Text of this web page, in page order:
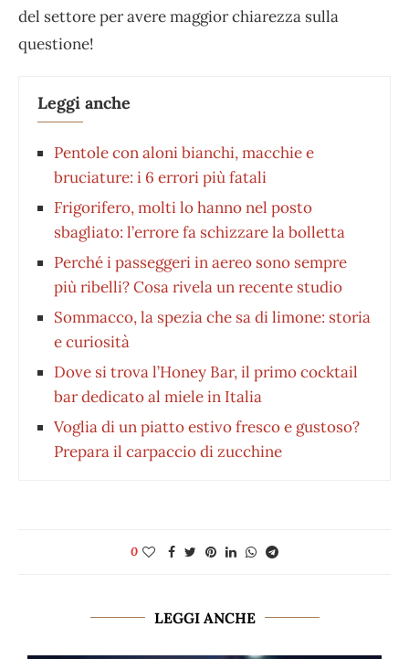
del settore per avere maggior chiarezza sulla
questione!
Leggi anche
Pentole con aloni bianchi, macchie e
bruciature: i 6 errori più fatali
Frigorifero, molti lo hanno nel posto
sbagliato: l’errore fa schizzare la bolletta
Perché i passeggeri in aereo sono sempre
più ribelli? Cosa rivela un recente studio
Sommacco, la spezia che sa di limone: storia
e curiosità
Dove si trova l’Honey Bar, il primo cocktail
bar dedicato al miele in Italia
Voglia di un piatto estivo fresco e gustoso?
Prepara il carpaccio di zucchine
0
LEGGI ANCHE